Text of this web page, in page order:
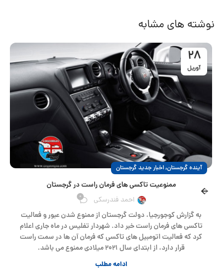
نوشته های مشابه
28
آوریل
آینده گرجستان,اخبار جدید گرجستان
ممنوعیت تاکسی های فرمان راست در گرجستان
احمد فندرسکی 0
به گزارش کوجورجیا، دولت گرجستان از ممنوع شدن عبور و فعالیت
تاکسی های فرمان راست خبر داد. شهردار تفلیس در ماه جاری اعلام
کرد که فعالیت اتومبیل های تاکسی که فرمان آن ها در سمت راست
قرار دارد، از ابتدای سال ۲۰۲۱ میلادی ممنوع می باشد.
ادامه مطلب